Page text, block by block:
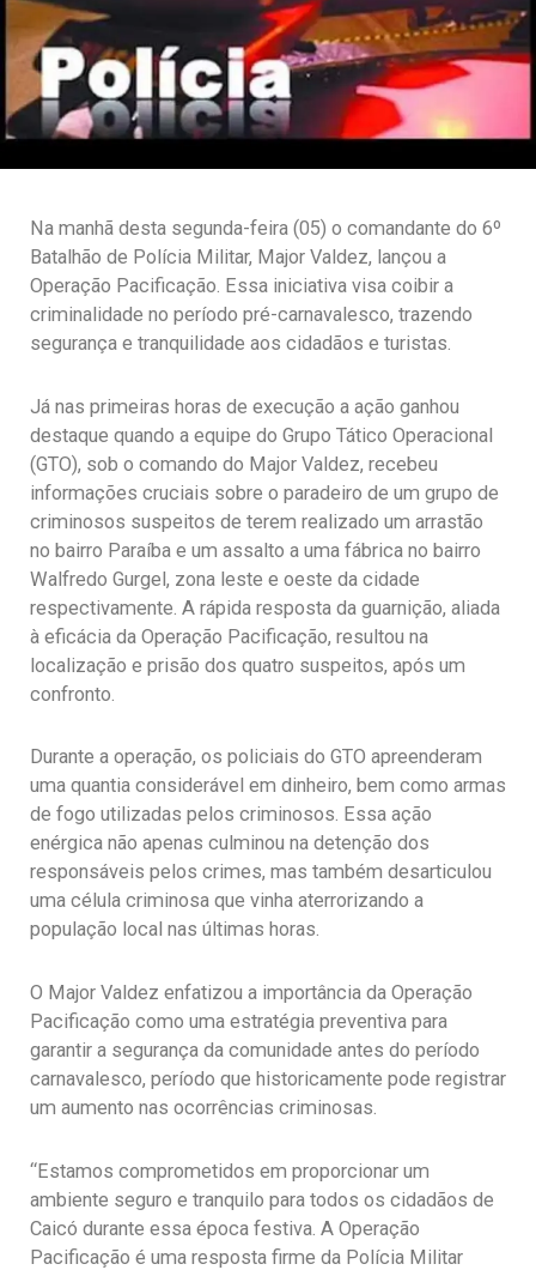
Na manhã desta segunda-feira (05) o comandante do 6º
Batalhão de Polícia Militar, Major Valdez, lançou a
Operação Pacificação. Essa iniciativa visa coibir a
criminalidade no período pré-carnavalesco, trazendo
segurança e tranquilidade aos cidadãos e turistas.
Já nas primeiras horas de execução a ação ganhou
destaque quando a equipe do Grupo Tático Operacional
(GTO), sob o comando do Major Valdez, recebeu
informações cruciais sobre o paradeiro de um grupo de
criminosos suspeitos de terem realizado um arrastão
no bairro Paraíba e um assalto a uma fábrica no bairro
Walfredo Gurgel, zona leste e oeste da cidade
respectivamente. A rápida resposta da guarnição, aliada
à eficácia da Operação Pacificação, resultou na
localização e prisão dos quatro suspeitos, após um
confronto.
Durante a operação, os policiais do GTO apreenderam
uma quantia considerável em dinheiro, bem como armas
de fogo utilizadas pelos criminosos. Essa ação
enérgica não apenas culminou na detenção dos
responsáveis pelos crimes, mas também desarticulou
uma célula criminosa que vinha aterrorizando a
população local nas últimas horas.
O Major Valdez enfatizou a importância da Operação
Pacificação como uma estratégia preventiva para
garantir a segurança da comunidade antes do período
carnavalesco, período que historicamente pode registrar
um aumento nas ocorrências criminosas.
“Estamos comprometidos em proporcionar um
ambiente seguro e tranquilo para todos os cidadãos de
Caicó durante essa época festiva. A Operação
Pacificação é uma resposta firme da Polícia Militar